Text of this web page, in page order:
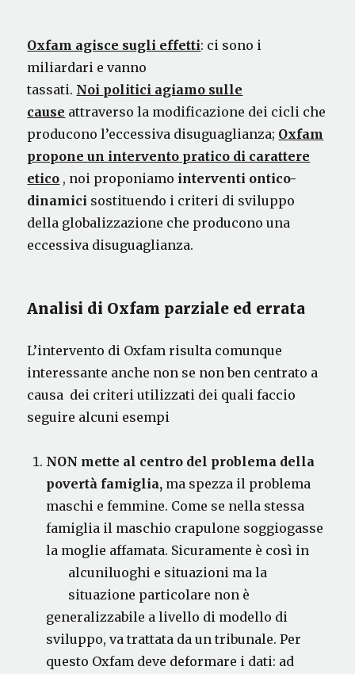
Oxfam agisce sugli effetti: ci sono i
miliardari e vanno
tassati. Noi politici agiamo sulle
cause attraverso la modificazione dei cicli che
producono l’eccessiva disuguaglianza; Oxfam
propone un intervento pratico di carattere
etico , noi proponiamo interventi ontico-
dinamici sostituendo i criteri di sviluppo
della globalizzazione che producono una
eccessiva disuguaglianza.
Analisi di Oxfam parziale ed errata
L’intervento di Oxfam risulta comunque
interessante anche non se non ben centrato a
causa dei criteri utilizzati dei quali faccio
seguire alcuni esempi
NON mette al centro del problema della
povertà famiglia, ma spezza il problema
maschi e femmine. Come se nella stessa
famiglia il maschio crapulone soggiogasse
la moglie affamata. Sicuramente è così in
alcuniluoghi e situazioni ma la
situazione particolare non è
generalizzabile a livello di modello di
sviluppo, va trattata da un tribunale. Per
questo Oxfam deve deformare i dati: ad